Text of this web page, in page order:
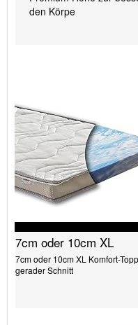
den Körpe
7cm oder 10cm XL
7cm oder 10cm XL Komfort-
gerader Schnitt